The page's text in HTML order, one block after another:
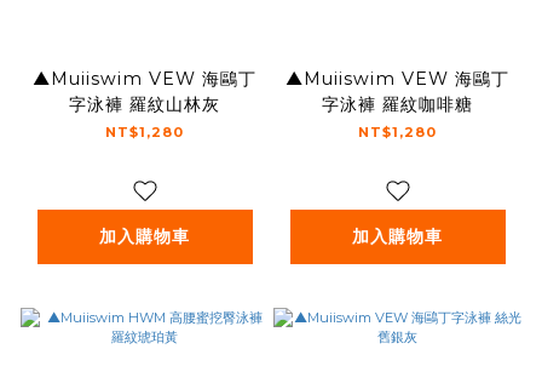
▲Muiiswim VEW 海鷗丁
字泳褲 羅紋山林灰
NT$1,280
加入購物車
▲Muiiswim VEW 海鷗丁
字泳褲 羅紋咖啡糖
NT$1,280
加入購物車